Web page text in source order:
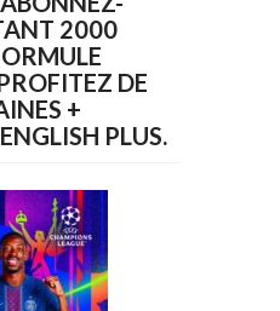
2000
DE
+
PLUS.